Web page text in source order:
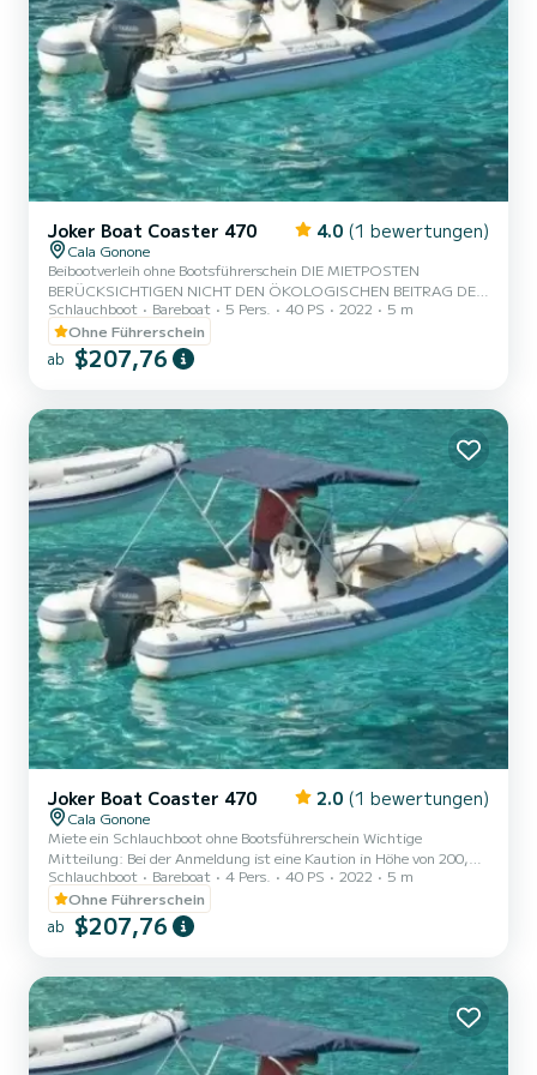
Joker Boat Coaster 470 4.0 (1 bewertungen)
Cala Gonone
Beibootverleih ohne Bootsführerschein DIE MIETPOSTEN
BERÜCKSICHTIGEN NICHT DEN ÖKOLOGISCHEN BEITRAG DES
GOLF VON OROSEI IN HÖHE VON 3 € PRO PERSON, DER IN
BAR IM HAFEN ZU BEZAHLEN IST.
Schlauchboot Bareboat 5 Pers. 40 PS 2022
5 m
Ohne Führerschein
ab $207,76
Joker Boat Coaster 470 2.0 (1 bewertungen)
Cala Gonone
Miete ein Schlauchboot ohne Bootsführerschein Wichtige
Mitteilung: Bei der Anmeldung ist eine Kaution in Höhe von 200,00
€ in bar zu hinterlegen. Die Kaution wird am Ende der Miete nach
Überprüfung der Integrität des Schlauchboots und der
Bootsutensilien zurückerstattet. ------Die Kaution dient dazu,
eventuelle Schäden, den Verlust von Bootsutensilien oder die
möglich, Sonnenschirm und Kühlbox anzufordern (sofern verfügbar
bei der Anmel...
Schlauchboot Bareboat 4 Pers. 40 PS 2022
5 m
Ohne Führerschein
ab $207,76